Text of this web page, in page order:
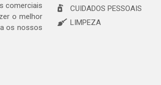
comerciais
o melhor
os nossos
CUIDADOS PESSOAIS
LIMPEZA